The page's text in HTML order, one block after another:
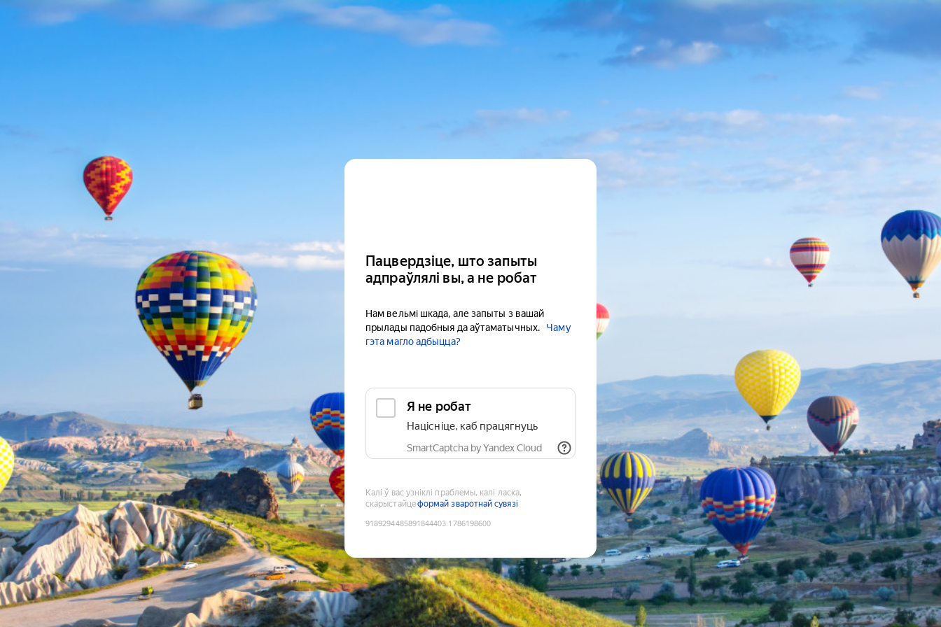
Пацвердзіце, што запыты
адпраўлялі вы, а не робат
Нам вельмі шкада, але запыты з вашай
прылады падобныя да аўтаматычных.
Чаму
гэта магло адбыцца?
Я не робат
Націсніце, каб працягнуць
SmartCaptcha by Yandex Cloud
Калі ў вас узніклі праблемы, калі ласка,
скарыстайцеформай зваротнай сувязі
9189294485891844403:1786198600